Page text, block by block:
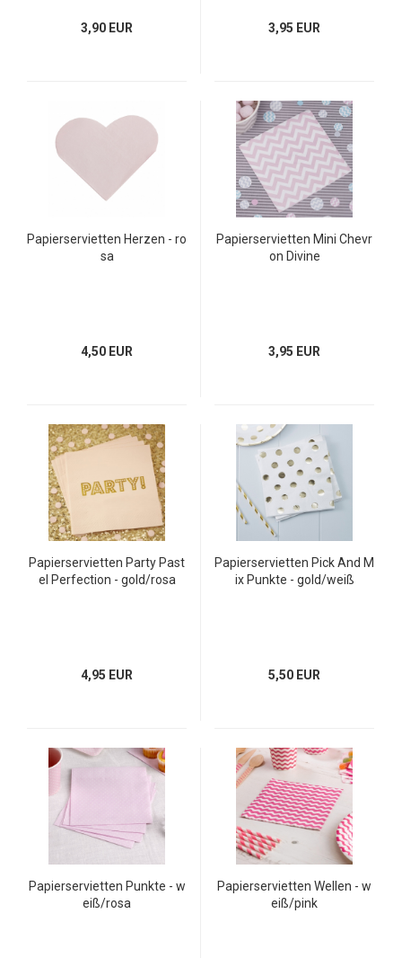
3,90 EUR 3,95 EUR
Papierservietten Herzen - ro
sa
4,50 EUR
Papierservietten Mini Chevr
on Divine
3,95 EUR
Papierservietten Party Past
el Perfection - gold/rosa
4,95 EUR
Papierservietten Pick And M
ix Punkte - gold/weiß
5,50 EUR
Papierservietten Punkte - w
eiß/rosa
Papierservietten Wellen - w
eiß/pink